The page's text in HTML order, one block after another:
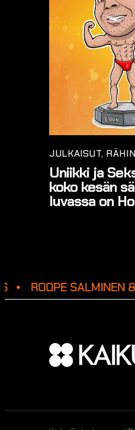
JULKAISUT
Uniikki ja
koko kesän
luvassa on
ROOPE SALMINEN